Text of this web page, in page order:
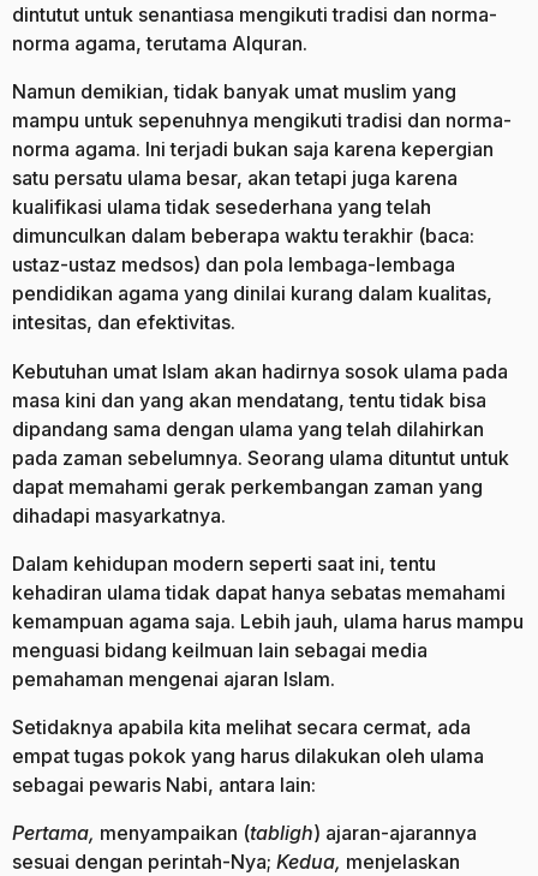
dintutut untuk senantiasa mengikuti tradisi dan norma-
norma agama, terutama Alquran.
Namun demikian, tidak banyak umat muslim yang
mampu untuk sepenuhnya mengikuti tradisi dan norma-
norma agama. Ini terjadi bukan saja karena kepergian
satu persatu ulama besar, akan tetapi juga karena
kualifikasi ulama tidak sesederhana yang telah
dimunculkan dalam beberapa waktu terakhir (baca:
ustaz-ustaz medsos) dan pola lembaga-lembaga
pendidikan agama yang dinilai kurang dalam kualitas,
intesitas, dan efektivitas.
Kebutuhan umat Islam akan hadirnya sosok ulama pada
masa kini dan yang akan mendatang, tentu tidak bisa
dipandang sama dengan ulama yang telah dilahirkan
pada zaman sebelumnya. Seorang ulama dituntut untuk
dapat memahami gerak perkembangan zaman yang
dihadapi masyarkatnya.
Dalam kehidupan modern seperti saat ini, tentu
kehadiran ulama tidak dapat hanya sebatas memahami
kemampuan agama saja. Lebih jauh, ulama harus mampu
menguasi bidang keilmuan lain sebagai media
pemahaman mengenai ajaran Islam.
Setidaknya apabila kita melihat secara cermat, ada
empat tugas pokok yang harus dilakukan oleh ulama
sebagai pewaris Nabi, antara lain:
Pertama, menyampaikan (tabligh) ajaran-ajarannya
sesuai dengan perintah-Nya; Kedua, menjelaskan